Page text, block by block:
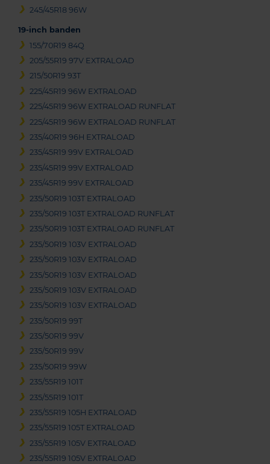
245/45R18 96W
19-inch banden
155/70R19 84Q
205/55R19 97V EXTRALOAD
215/50R19 93T
225/45R19 96W EXTRALOAD
225/45R19 96W EXTRALOAD RUNFLAT
225/45R19 96W EXTRALOAD RUNFLAT
235/40R19 96H EXTRALOAD
235/45R19 99V EXTRALOAD
235/45R19 99V EXTRALOAD
235/45R19 99V EXTRALOAD
235/50R19 103T EXTRALOAD
235/50R19 103T EXTRALOAD RUNFLAT
235/50R19 103T EXTRALOAD RUNFLAT
235/50R19 103V EXTRALOAD
235/50R19 103V EXTRALOAD
235/50R19 103V EXTRALOAD
235/50R19 103V EXTRALOAD
235/50R19 103V EXTRALOAD
235/50R19 99T
235/50R19 99V
235/50R19 99V
235/50R19 99W
235/55R19 101T
235/55R19 101T
235/55R19 105H EXTRALOAD
235/55R19 105T EXTRALOAD
235/55R19 105V EXTRALOAD
235/55R19 105V EXTRALOAD